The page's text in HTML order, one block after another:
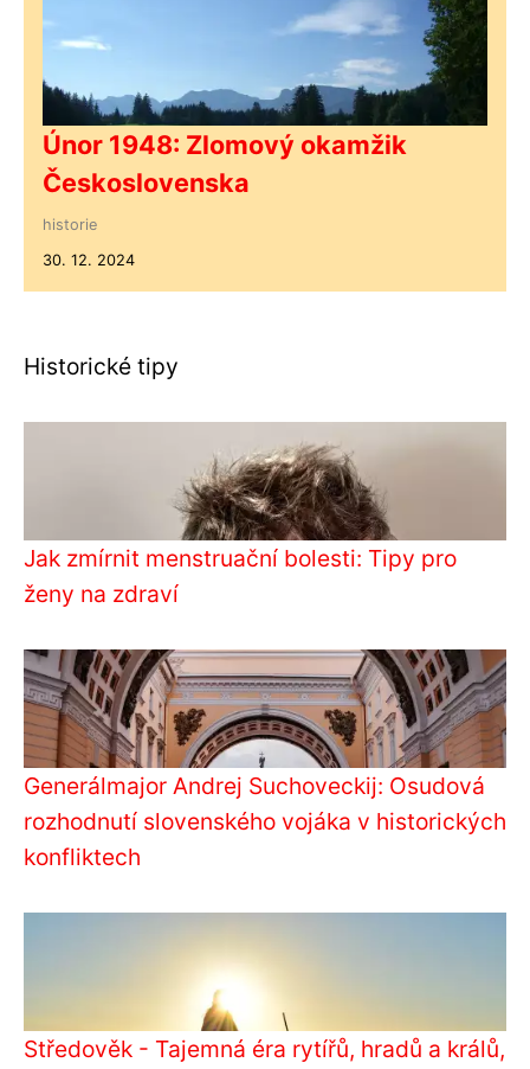
Únor 1948: Zlomový okamžik
Československa
historie
30. 12. 2024
Historické tipy
Jak zmírnit menstruační bolesti: Tipy pro
ženy na zdraví
Generálmajor Andrej Suchoveckij: Osudová
rozhodnutí slovenského vojáka v historických
konfliktech
Středověk - Tajemná éra rytířů, hradů a králů,